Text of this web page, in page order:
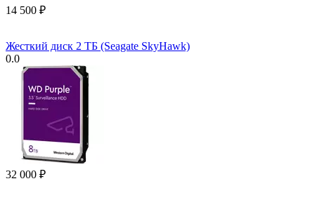
14 500 ₽
Жесткий диск 2 ТБ (Seagate SkyHawk)
0.0
32 000 ₽